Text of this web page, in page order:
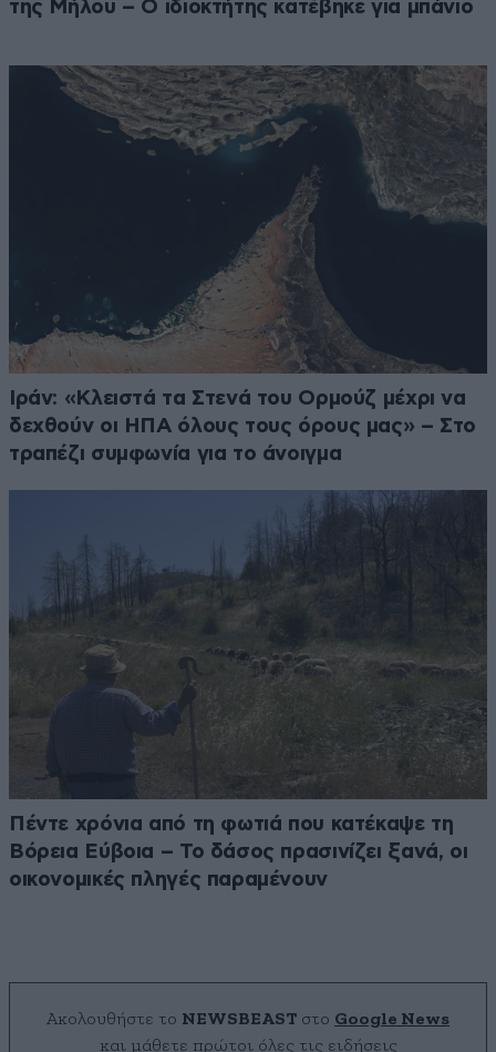
της Μήλου – Ο ιδιοκτήτης κατέβηκε για μπάνιο
Ιράν: «Κλειστά τα Στενά του Ορμούζ μέχρι να
δεχθούν οι ΗΠΑ όλους τους όρους μας» – Στο
τραπέζι συμφωνία για το άνοιγμα
Πέντε χρόνια από τη φωτιά που κατέκαψε τη
Βόρεια Εύβοια – Το δάσος πρασινίζει ξανά, οι
οικονομικές πληγές παραμένουν
Ακολουθήστε το NEWSBEAST στο Google News
και μάθετε πρώτοι όλες τις ειδήσεις